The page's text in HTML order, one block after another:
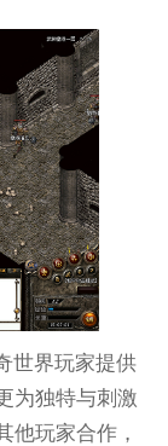
世界玩家提供
为独特与刺激
他玩家合作，